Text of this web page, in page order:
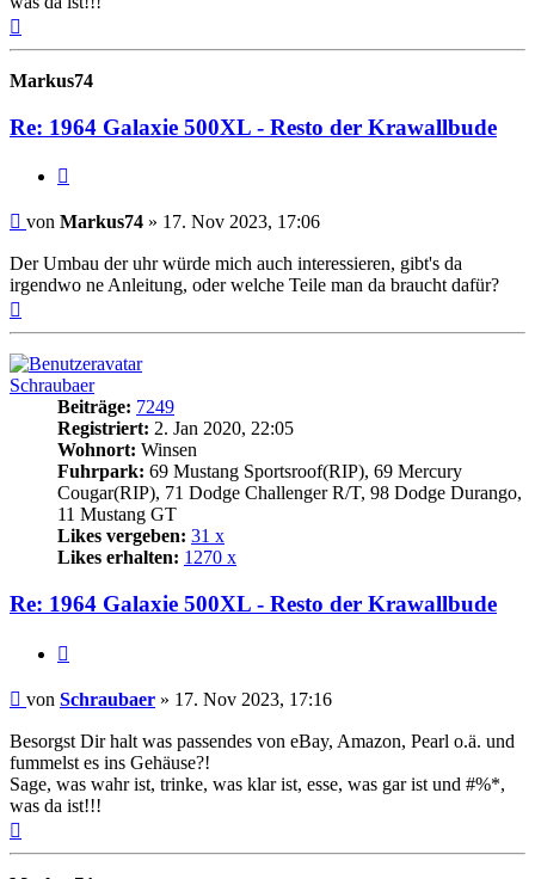
Markus74
Re: 1964 Galaxie 500XL - Resto der Krawallbude
Beitrag
von Markus74 » 17. Nov 2023, 17:06
Der Umbau der uhr würde mich auch interessieren, gibt's da
irgendwo ne Anleitung, oder welche Teile man da braucht dafür?
Schraubaer
Beiträge: 7249
Registriert: 2. Jan 2020, 22:05
Wohnort: Winsen
Fuhrpark: 69 Mustang Sportsroof(RIP), 69 Mercury
Cougar(RIP), 71 Dodge Challenger R/T, 98 Dodge Durango,
11 Mustang GT
Likes vergeben: 31 x
Likes erhalten: 1270 x
Re: 1964 Galaxie 500XL - Resto der Krawallbude
Beitrag
von Schraubaer » 17. Nov 2023, 17:16
Besorgst Dir halt was passendes von eBay, Amazon, Pearl o.ä. und
fummelst es ins Gehäuse?!
Sage, was wahr ist, trinke, was klar ist, esse, was gar ist und #%*,
was da ist!!!